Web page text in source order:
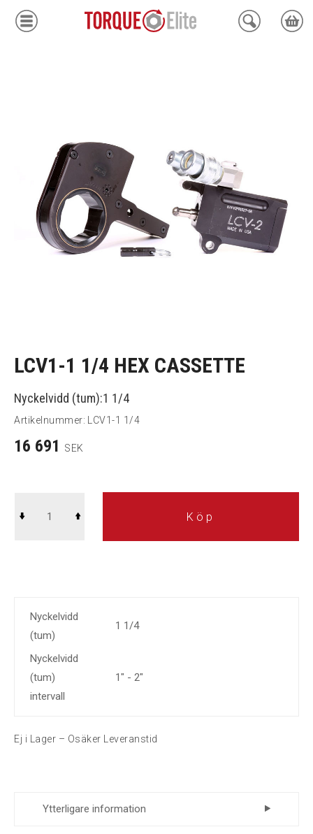
Avdragare
Mätinstrument
Tjänster
Kundcenter
LCV1-1 1/4 HEX CASSETTE
Nyckelvidd (tum):1 1/4
Artikelnummer: LCV1-1 1/4
16 691 SEK
Köp
Nyckelvidd
(tum)
1 1/4
Nyckelvidd
(tum)
intervall
1" - 2"
Ej i Lager – Osäker Leveranstid
Ytterligare information